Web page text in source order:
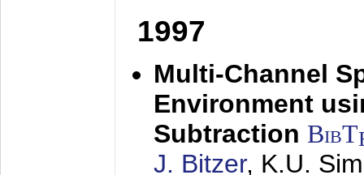
1997
Multi-Channel
Environment
Subtraction BibT
J. Bitzer, K.U.